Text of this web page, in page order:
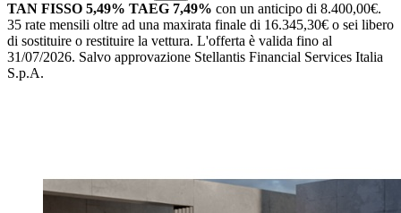
TAN FISSO 5,49% TAEG 7,49% con un anticipo di 8.400,00€.
35 rate mensili oltre ad una maxirata finale di 16.345,30€ o sei libero
di sostituire o restituire la vettura. L'offerta è valida fino al
31/07/2026. Salvo approvazione Stellantis Financial Services Italia
S.p.A.